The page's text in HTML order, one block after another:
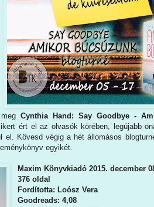
Cynthia Hand: Say Goodbye -
ért el az olvasók körében, legújabb
el. Kövesd végig a hét állomásos
egyikét.
Maxim Könyvkiadó 2015. december
376 oldal
Fordította: Loósz Vera
Goodreads: 4,08